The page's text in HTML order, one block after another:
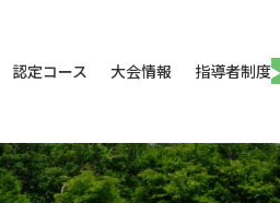
認定コース 大会情報 指導者制度